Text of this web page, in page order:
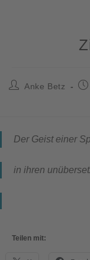
Anke Betz
Der Geist einer
in ihren
(Marie
Teilen mit: